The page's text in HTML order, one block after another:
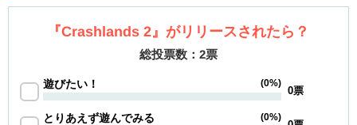
『Crashlands 2』がリリースされたら？
総投票数：2票
遊びたい！ (0%)
0票
とりあえず遊んでみる (0%)